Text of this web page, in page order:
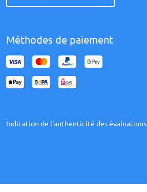
Méthodes de paiement
Indication de l'authenticité des évaluations